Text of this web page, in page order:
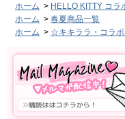
ホーム > HELLO KITTY コラ
ホーム > 春夏商品一覧
ホーム > ☆キキララ・コラ